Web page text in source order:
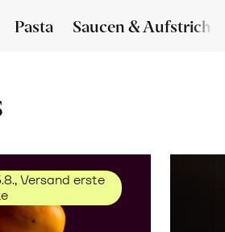
Pasta Saucen & Aufstriche
Versand erste